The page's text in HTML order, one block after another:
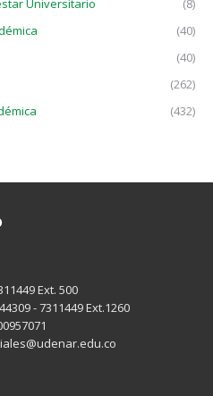
Universitario
(8)
(40)
(40)
(262)
(432)
Ext. 500
- 7311449 Ext.1260